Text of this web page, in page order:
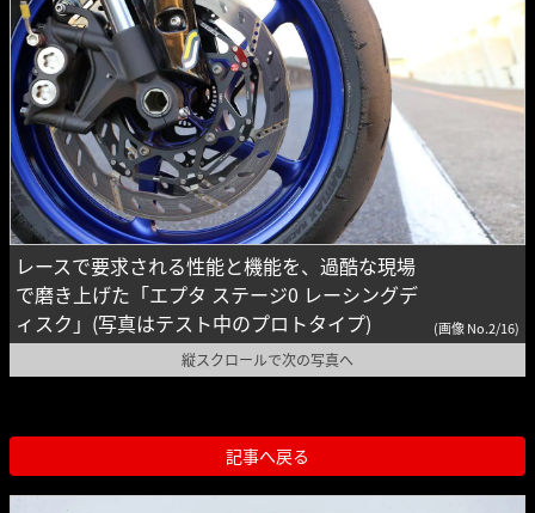
レースで要求される性能と機能を、過酷な現場
で磨き上げた「エプタ ステージ0 レーシングデ
ィスク」(写真はテスト中のプロトタイプ)
(画像 No.2/16)
縦スクロールで次の写真へ
記事へ戻る